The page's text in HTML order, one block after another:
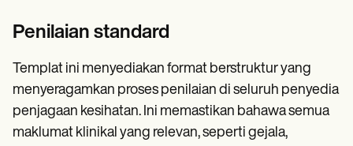
Penilaian standard
Templat ini menyediakan format berstruktur yang
menyeragamkan proses penilaian di seluruh penyedia
penjagaan kesihatan. Ini memastikan bahawa semua
maklumat klinikal yang relevan, seperti gejala,